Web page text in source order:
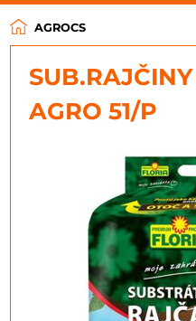
AGROCS
AGRO 51/P